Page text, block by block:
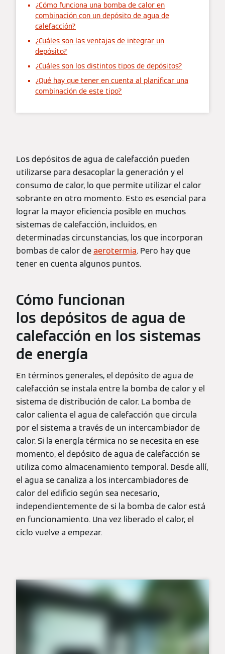
¿Cómo funciona una bomba de calor en
combinación con un depósito de agua de
calefacción?
¿Cuáles son las ventajas de integrar un
depósito?
¿Cuáles son los distintos tipos de depósitos?
¿Qué hay que tener en cuenta al planificar una
combinación de este tipo?
Los depósitos de agua de calefacción pueden
utilizarse para desacoplar la generación y el
consumo de calor, lo que permite utilizar el calor
sobrante en otro momento. Esto es esencial para
lograr la mayor eficiencia posible en muchos
sistemas de calefacción, incluidos, en
determinadas circunstancias, los que incorporan
bombas de calor deaerotermia. Pero hay que
tener en cuenta algunos puntos.
Cómo funcionan
los depósitos de agua de
calefacción en los sistemas
de energía
En términos generales, el depósito de agua de
calefacción se instala entre la bomba de calor y el
sistema de distribución de calor. La bomba de
calor calienta el agua de calefacción que circula
por el sistema a través de un intercambiador de
calor. Si la energía térmica no se necesita en ese
momento, el depósito de agua de calefacción se
utiliza como almacenamiento temporal. Desde allí,
el agua se canaliza a los intercambiadores de
calor del edificio según sea necesario,
independientemente de si la bomba de calor está
en funcionamiento. Una vez liberado el calor, el
ciclo vuelve a empezar.